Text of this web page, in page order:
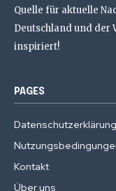
Quelle für aktuelle
Deutschland und der
inspiriert!
PAGES
Datenschutzerklärung
Kontakt
Über uns